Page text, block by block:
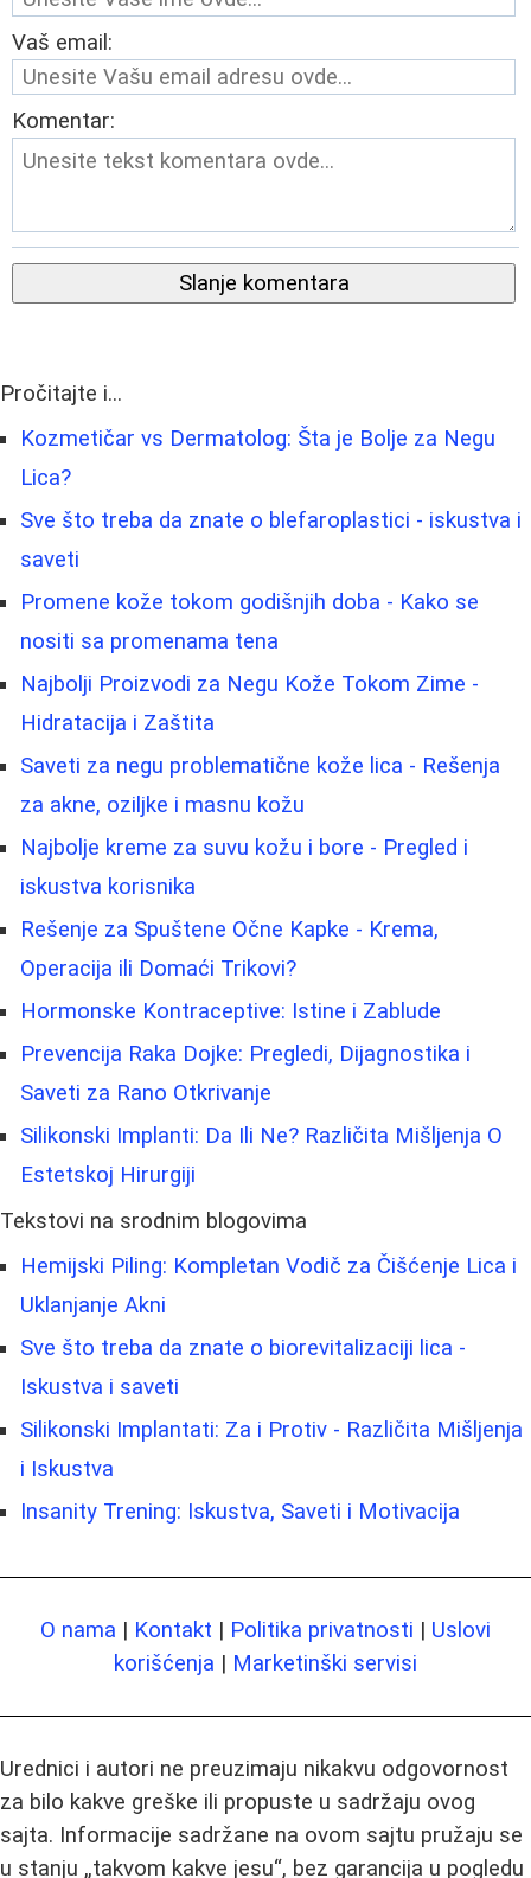
Vaš email:
Komentar:
Slanje komentara
Pročitajte i...
Kozmetičar vs Dermatolog: Šta je Bolje za Negu
Lica?
Sve što treba da znate o blefaroplastici - iskustva i
saveti
Promene kože tokom godišnjih doba - Kako se
nositi sa promenama tena
Najbolji Proizvodi za Negu Kože Tokom Zime -
Hidratacija i Zaštita
Saveti za negu problematične kože lica - Rešenja
za akne, oziljke i masnu kožu
Najbolje kreme za suvu kožu i bore - Pregled i
iskustva korisnika
Rešenje za Spuštene Očne Kapke - Krema,
Operacija ili Domaći Trikovi?
Hormonske Kontraceptive: Istine i Zablude
Prevencija Raka Dojke: Pregledi, Dijagnostika i
Saveti za Rano Otkrivanje
Silikonski Implanti: Da Ili Ne? Različita Mišljenja O
Estetskoj Hirurgiji
Tekstovi na srodnim blogovima
Hemijski Piling: Kompletan Vodič za Čišćenje Lica i
Uklanjanje Akni
Sve što treba da znate o biorevitalizaciji lica -
Iskustva i saveti
Silikonski Implantati: Za i Protiv - Različita Mišljenja
i Iskustva
Insanity Trening: Iskustva, Saveti i Motivacija
O nama | Kontakt | Politika privatnosti | Uslovi
korišćenja | Marketinški servisi
Urednici i autori ne preuzimaju nikakvu odgovornost
za bilo kakve greške ili propuste u sadržaju ovog
sajta. Informacije sadržane na ovom sajtu pružaju se
u stanju „takvom kakve jesu“, bez garancija u pogledu